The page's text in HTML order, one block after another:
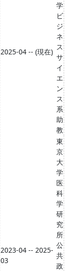
2025-04 -- (現在)
学
ビ
ジ
ネ
ス
サ
イ
エ
ン
ス
系
助
教
2023-04 -- 2025-
03
東
京
大
学
医
科
学
研
究
所
公
共
政